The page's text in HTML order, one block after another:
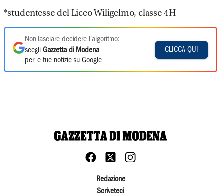
*studentesse del Liceo Wiligelmo, classe 4H
Non lasciare decidere l'algoritmo:
scegli Gazzetta di Modena
per le tue notizie su Google
CLICCA QUI
Redazione
Scriveteci